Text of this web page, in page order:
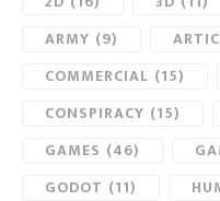
ARMY (9)
COMMERCIAL (15)
CONSPIRACY (15)
GAMES (46)
GODOT (11)